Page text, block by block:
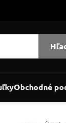
Obchodné